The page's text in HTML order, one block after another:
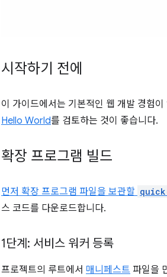
시작하기 전에
이 가이드에서는 기본적인 웹 개발 경험
Hello World를 검토하는 것이 좋습니다.
확장 프로그램 빌드
먼저 확장 프로그램 파일을 보관할
스 코드를 다운로드합니다.
1단계: 서비스 워커 등록
프로젝트의 루트에서 매니페스트 파일을